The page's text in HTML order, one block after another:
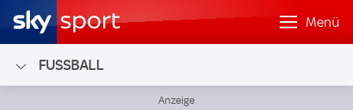
Menü
FUSSBALL